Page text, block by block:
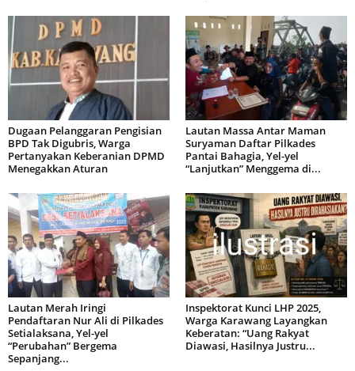
Dugaan Pelanggaran Pengisian
BPD Tak Digubris, Warga
Pertanyakan Keberanian DPMD
Menegakkan Aturan
Lautan Massa Antar Maman
Suryaman Daftar Pilkades
Pantai Bahagia, Yel-yel
“Lanjutkan” Menggema di...
Lautan Merah Iringi
Pendaftaran Nur Ali di Pilkades
Setialaksana, Yel-yel
“Perubahan” Bergema
Sepanjang...
Inspektorat Kunci LHP 2025,
Warga Karawang Layangkan
Keberatan: “Uang Rakyat
Diawasi, Hasilnya Justru...